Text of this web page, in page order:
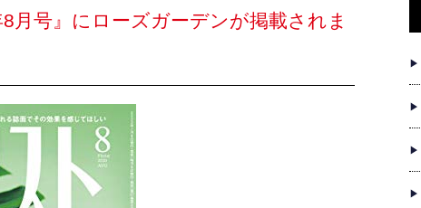
月号』にローズガーデンが掲載されま